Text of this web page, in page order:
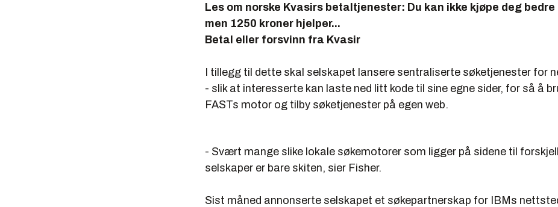
Les om norske Kvasirs betaltjenester: Du kan ikke kjøpe deg
men 1250 kroner hjelper...
Betal eller forsvinn fra Kvasir
I tillegg til dette skal selskapet lansere sentraliserte søketjenester for
- slik at interesserte kan laste ned litt kode til sine egne sider, for så å
FASTs motor og tilby søketjenester på egen web.
- Svært mange slike lokale søkemotorer som ligger på sidene til
selskaper er bare skiten, sier Fisher.
Sist måned annonserte selskapet et søkepartnerskap for IBMs